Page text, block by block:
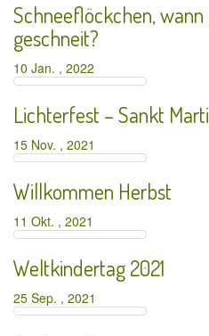
Schneeflöckchen,
geschneit?
10 Jan. , 2022
Lichterfest – Sankt
15 Nov. , 2021
Willkommen Herbst
11 Okt. , 2021
Weltkindertag 2021
25 Sep. , 2021